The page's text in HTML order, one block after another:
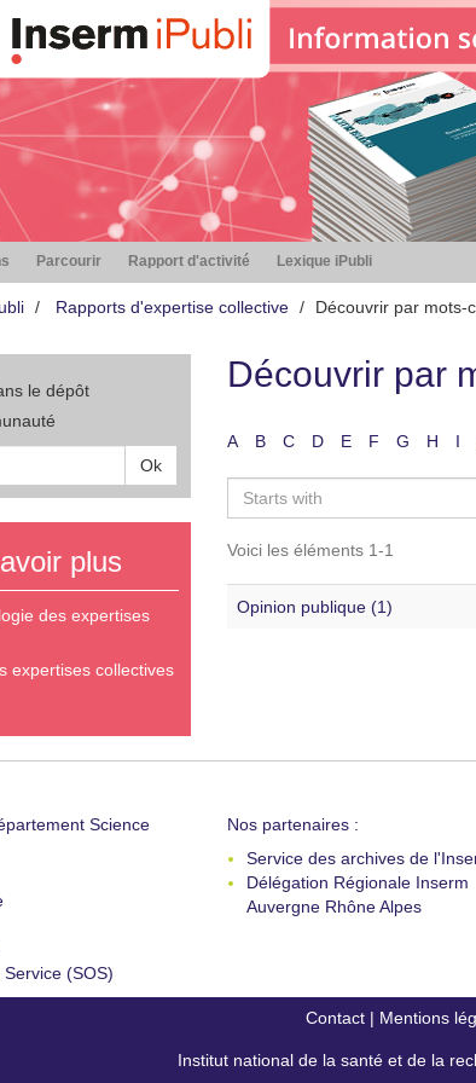
Parcourir Rapport d'activité Lexique iPubli
Rapports d'expertise collective Découvrir par mots-
le dépôt
Ok
plus
des expertises
expertises collectives
Découvrir par
A B C D E F G H I
Voici les éléments 1-1
Opinion publique (1)
Science
(SOS)
Nos partenaires :
Service des archives de
Délégation Régionale Inserm
Auvergne Rhône Alpes
Contact| Mentions
Institut national de la santé et de la